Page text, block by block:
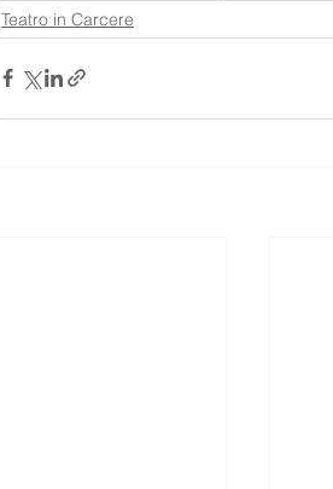
Teatro in Carcere